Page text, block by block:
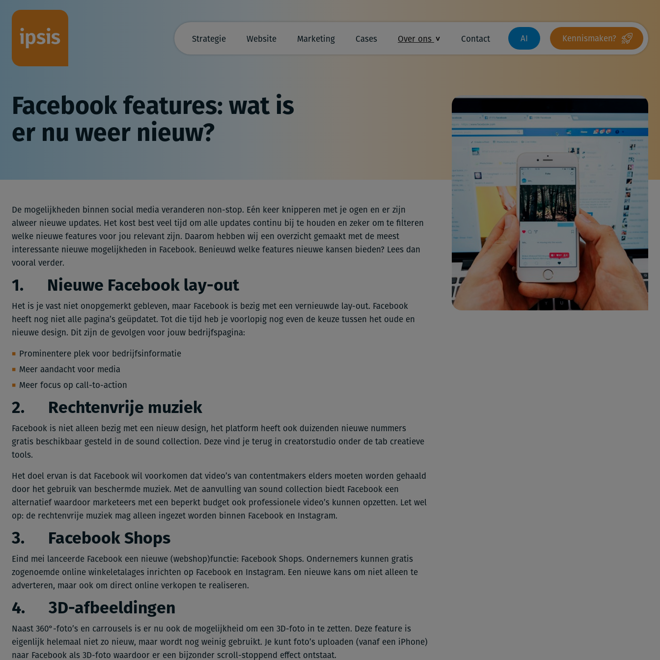
Strategie Website Marketing Cases Over ons Contact AI Kennismaken?
Facebook features: wat is
er nu weer nieuw?
De mogelijkheden binnen social media veranderen non-stop. Eén keer knipperen met je ogen en er zijn
alweer nieuwe updates. Het kost best veel tijd om alle updates continu bij te houden en zeker om te filteren
welke nieuwe features voor jou relevant zijn. Daarom hebben wij een overzicht gemaakt met de meest
interessante nieuwe mogelijkheden in Facebook. Benieuwd welke features nieuwe kansen bieden? Lees dan
vooral verder.
1. Nieuwe Facebook lay-out
Het is je vast niet onopgemerkt gebleven, maar Facebook is bezig met een vernieuwde lay-out. Facebook
heeft nog niet alle pagina’s geüpdatet. Tot die tijd heb je voorlopig nog even de keuze tussen het oude en
nieuwe design. Dit zijn de gevolgen voor jouw bedrijfspagina:
Prominentere plek voor bedrijfsinformatie
Meer aandacht voor media
Meer focus op call-to-action
2. Rechtenvrije muziek
Facebook is niet alleen bezig met een nieuw design, het platform heeft ook duizenden nieuwe nummers
gratis beschikbaar gesteld in de sound collection. Deze vind je terug in creatorstudio onder de tab creatieve
tools.
Het doel ervan is dat Facebook wil voorkomen dat video’s van contentmakers elders moeten worden gehaald
door het gebruik van beschermde muziek. Met de aanvulling van sound collection biedt Facebook een
alternatief waardoor marketeers met een beperkt budget ook professionele video’s kunnen opzetten. Let wel
op: de rechtenvrije muziek mag alleen ingezet worden binnen Facebook en Instagram.
3. Facebook Shops
Eind mei lanceerde Facebook een nieuwe (webshop)functie: Facebook Shops. Ondernemers kunnen gratis
zogenoemde online winkeletalages inrichten op Facebook en Instagram. Een nieuwe kans om niet alleen te
adverteren, maar ook om direct online verkopen te realiseren.
4. 3D-afbeeldingen
Naast 360°-foto’s en carrousels is er nu ook de mogelijkheid om een 3D-foto in te zetten. Deze feature is
eigenlijk helemaal niet zo nieuw, maar wordt nog weinig gebruikt. Je kunt foto’s uploaden (vanaf een iPhone)
naar Facebook als 3D-foto waardoor er een bijzonder scroll-stoppend effect ontstaat.